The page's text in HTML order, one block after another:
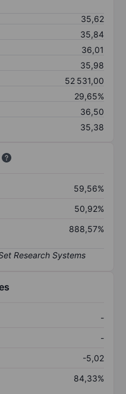
35,62
35,84
36,01
35,98
52 531,00
29,65%
36,50
35,38
59,56%
50,92%
888,57%
-
-
-5,02
84,33%